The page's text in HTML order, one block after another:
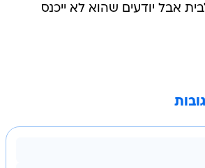
אבל יודעים שהוא לא ייכנס